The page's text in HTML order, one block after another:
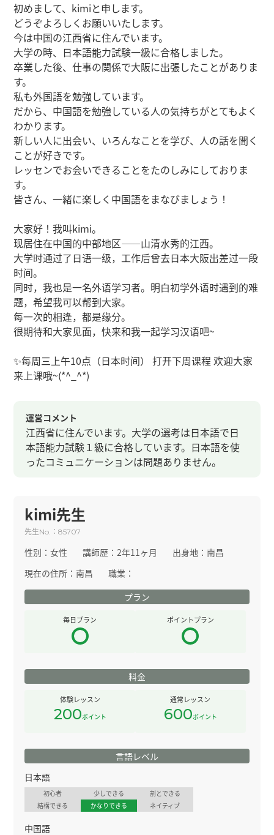
初めまして、kimiと申します。
どうぞよろしくお願いいたします。
今は中国の江西省に住んでいます。
大学の時、日本語能力試験一級に合格しました。
卒業した後、仕事の関係で大阪に出張したことがありま
す。
私も外国語を勉強しています。
だから、中国語を勉強している人の気持ちがとてもよく
わかります。
新しい人に出会い、いろんなことを学び、人の話を聞く
ことが好きです。
レッセンでお会いできることをたのしみにしておりま
す。
皆さん、一緒に楽しく中国語をまなびましょう！
大家好！我叫kimi。
现居住在中国的中部地区——山清水秀的江西。
大学时通过了日语一级，工作后曾去日本大阪出差过一段
时间。
同时，我也是一名外语学习者。明白初学外语时遇到的难
题，希望我可以帮到大家。
每一次的相逢，都是缘分。
很期待和大家见面，快来和我一起学习汉语吧~
✨每周三上午10点（日本时间） 打开下周课程 欢迎大家
来上课哦~(*^_^*)
運営コメント
江西省に住んでいます。大学の選考は日本語で日
本語能力試験１級に合格しています。日本語を使
ったコミュニケーションは問題ありません。
kimi先生
先生No. ：85707
性別：女性 講師歴：2年11ヶ月 出身地： 南昌
現在の住所： 南昌
職業：
プラン
毎日プラン ポイントプラン
料金
体験レッスン
200ポイント
通常レッスン
600ポイント
言語レベル
日本語
初心者 少しできる
割とできる
結構できる
かなりできる ネイティブ
中国語